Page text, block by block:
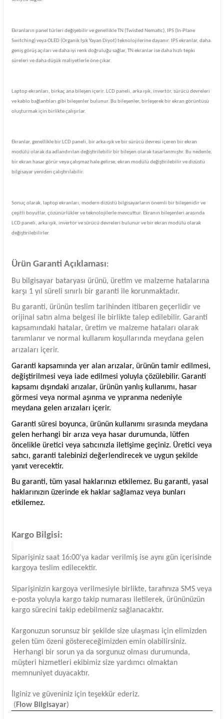
Ekranların panel türleri değişebilir ve genellikle TN (Twisted Nematic), IPS (In-Plane
Switching) veya OLED (Organik Işık Yayan Diyot) teknolojilerine dayanır. IPS ekranlar, daha
geniş görüş açıları ve daha iyi renk doğruluğu sağlar, TN ekranlar ise daha hızlı tepki
süreleri ve daha düşük maliyetlerle öne çıkar.
Laptop ekranları, birkaç ana bileşen içerir. LCD paneli, arka ışık, invertör, sürücü devreleri
ve kablo bağlantıları gibi bileşenler bulunur. Bu bileşenler, birleşerek bir ekran görüntüsü
oluşturmak için birlikte çalışırlar.
Ekranlar, genellikle bir LCD paneli, bir arka ışık ve bir sürücü devresi içeren bir ekran
modülü olarak da adlandırılan değiştirilebilir bir bileşen olarak tasarlanmıştır. Bu nedenle,
bir ekran hasar görür veya çalışmaz hale gelirse, ekran modülü değiştirilebilir ve dizüstü
bilgisayar yeniden çalıştırılabilir.
Sonuç olarak, laptop ekranları, modern dizüstü bilgisayarların önemli bir bileşenidir ve
çeşitli boyutlar, çözünürlükler ve teknolojilerle mevcuttur. Ekranın bileşenleri arasında
LCD paneli, arka ışık, invertör ve sürücü devreleri bulunur ve bir ekran modülü olarak
değiştirilebilirler.
Ürün Garanti Açıklaması:
Bu bilgisayar bataryası ürünü, üretim ve malzeme hatalarına
karşı 1 yıl süreli sınırlı bir garanti ile korunmaktadır.
Bu garanti, ürünün teslim tarihinden itibaren geçerlidir ve
orijinal satın alma belgesi ile birlikte talep edilebilir. Garanti
kapsamındaki hatalar, üretim ve malzeme hataları olarak
tanımlanır ve normal kullanım koşullarında meydana gelen
arızaları içerir.
Garanti kapsamında yer alan arızalar, ürünün tamir edilmesi,
değiştirilmesi veya iade edilmesi yoluyla çözülebilir. Garanti
kapsamı dışındaki arızalar, ürünün yanlış kullanımı, hasar
görmesi veya normal aşınma ve yıpranma nedeniyle
meydana gelen arızaları içerir.
Garanti süresi boyunca, ürünün kullanımı sırasında meydana
gelen herhangi bir arıza veya hasar durumunda, lütfen
öncelikle üretici veya satıcınızla iletişime geçiniz. Üretici veya
satıcı, garanti talebinizi değerlendirecek ve uygun şekilde
yanıt verecektir.
Bu garanti, tüm yasal haklarınızı etkilemez. Bu garanti, yasal
haklarınızın üzerinde ek haklar sağlamaz veya bunları
etkilemez.
Kargo Bilgisi:
Siparişiniz saat 16:00'ya kadar verilmiş ise aynı gün içerisinde
kargoya teslim edilecektir.
Siparişinizin kargoya verilmesiyle birlikte, tarafınıza SMS veya
e-posta yoluyla kargo takip numarası iletilerek, ürününüzün
kargo sürecini takip edebilmeniz sağlanacaktır.
Kargonuzun sorunsuz bir şekilde size ulaşması için elimizden
gelen tüm özeni göstereceğimizden emin olabilirsiniz.
Herhangi bir sorun ya da sorgunuz olması durumunda,
müşteri hizmetleri ekibimiz size yardımcı olmaktan
memnuniyet duyacaktır.
İlginiz ve güveniniz için teşekkür ederiz.
( Flow Bilgisayar)